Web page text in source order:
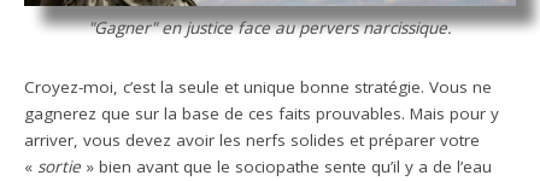
"Gagner" en justice face au pervers narcissique.
Croyez-moi, c’est la seule et unique bonne stratégie. Vous ne
gagnerez que sur la base de ces faits prouvables. Mais pour y
arriver, vous devez avoir les nerfs solides et préparer votre
« sortie » bien avant que le sociopathe sente qu’il y a de l’eau